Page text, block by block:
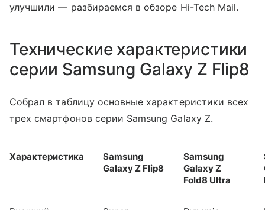
улучшили — разбираемся в обзоре Hi-Tech Mail.
Технические характеристики
серии Samsung Galaxy Z Flip8
Собрал в таблицу основные характеристики всех
трех смартфонов серии Samsung Galaxy Z.
Характеристика
Samsung
Galaxy Z Flip8
Samsung
Galaxy Z
Fold8 Ultra